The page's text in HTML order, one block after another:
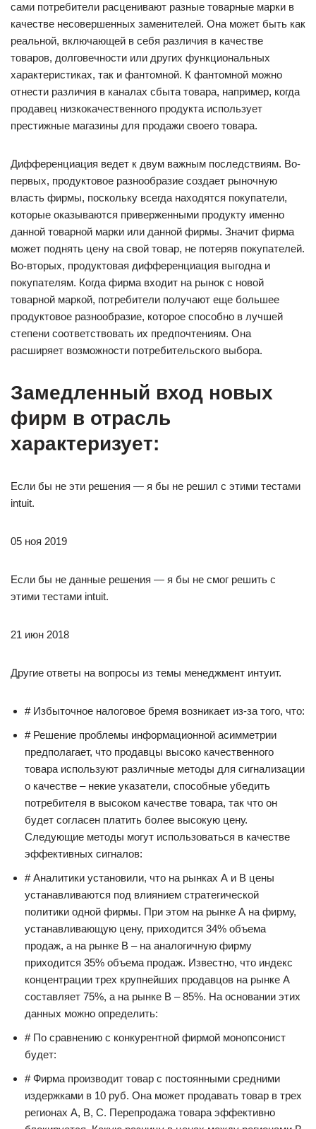
сами потребители расценивают разные товарные марки в
качестве несовершенных заменителей. Она может быть как
реальной, включающей в себя различия в качестве
товаров, долговечности или других функциональных
характеристиках, так и фантомной. К фантомной можно
отнести различия в каналах сбыта товара, например, когда
продавец низкокачественного продукта использует
престижные магазины для продажи своего товара.
Дифференциация ведет к двум важным последствиям. Во-
первых, продуктовое разнообразие создает рыночную
власть фирмы, поскольку всегда находятся покупатели,
которые оказываются приверженными продукту именно
данной товарной марки или данной фирмы. Значит фирма
может поднять цену на свой товар, не потеряв покупателей.
Во-вторых, продуктовая дифференциация выгодна и
покупателям. Когда фирма входит на рынок с новой
товарной маркой, потребители получают еще большее
продуктовое разнообразие, которое способно в лучшей
степени соответствовать их предпочтениям. Она
расширяет возможности потребительского выбора.
Замедленный вход новых
фирм в отрасль
характеризует:
Если бы не эти решения — я бы не решил c этими тестами
intuit.
05 ноя 2019
Если бы не данные решения — я бы не смог решить c
этими тестами intuit.
21 июн 2018
Другие ответы на вопросы из темы менеджмент интуит.
# Избыточное налоговое бремя возникает из-за того, что:
# Решение проблемы информационной асимметрии
предполагает, что продавцы высоко качественного
товара используют различные методы для сигнализации
о качестве – некие указатели, способные убедить
потребителя в высоком качестве товара, так что он
будет согласен платить более высокую цену.
Следующие методы могут использоваться в качестве
эффективных сигналов:
# Аналитики установили, что на рынках А и В цены
устанавливаются под влиянием стратегической
политики одной фирмы. При этом на рынке А на фирму,
устанавливающую цену, приходится 34% объема
продаж, а на рынке В – на аналогичную фирму
приходится 35% объема продаж. Известно, что индекс
концентрации трех крупнейших продавцов на рынке А
составляет 75%, а на рынке В – 85%. На основании этих
данных можно определить:
# По сравнению с конкурентной фирмой монопсонист
будет:
# Фирма производит товар с постоянными средними
издержками в 10 руб. Она может продавать товар в трех
регионах А, В, С. Перепродажа товара эффективно